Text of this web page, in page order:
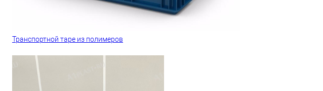
Транспортной таре из полимеров